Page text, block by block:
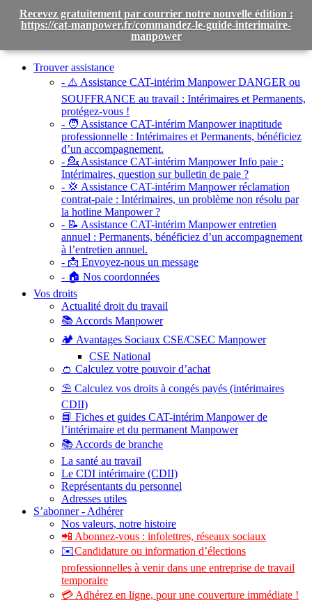
Toggle
navigationTrouver assistance
- ⚠️ Assistance CAT-intérim Manpower DANGER ou
SOUFFRANCE au travail : Intérimaires et Permanents,
protégez-vous !
- 🧑 Assistance CAT-intérim Manpower inaptitude
professionnelle : Intérimaires et Permanents, bénéficiez
d’un accompagnement.
- 💁 Assistance CAT-intérim Manpower Info paie :
Intérimaires, question sur bulletin de paie ?
- 💢 Assistance CAT-intérim Manpower réclamation
contrat-paie : Intérimaires, un problème non résolu par
la hotline Manpower ?
- 📝 Assistance CAT-intérim Manpower entretien
annuel : Permanents, bénéficiez d’un accompagnement
à l’entretien annuel.
- 📩 Envoyez-nous un message
- 🏠 Nos coordonnées
Vos droits
Actualité droit du travail
📚 Accords Manpower
🏕️ Avantages Sociaux CSE/CSEC Manpower
CSE National
👛 Calculez votre pouvoir d’achat
⛱️ Calculez vos droits à congés payés (intérimaires
CDII)
📘 Fiches et guides CAT-intérim Manpower de
l’intérimaire et du permanent Manpower
📚 Accords de branche
La santé au travail
Le CDI intérimaire (CDII)
Représentants du personnel
Adresses utiles
S’abonner - Adhérer
Nos valeurs, notre histoire
📲 Abonnez-vous : infolettres, réseaux sociaux
✉️Candidature ou information d’élections
professionnelles à venir dans une entreprise de travail
temporaire
💳 Adhérez en ligne, pour une couverture immédiate !
Recevez gratuitement par courrier notre nouvelle édition :
https://cat-manpower.fr/commandez-le-guide-interimaire-
manpower